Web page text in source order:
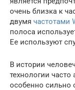
очень близка к
двумя частотами
полоса
Ее используют
В истории
технологии
особенно сильно